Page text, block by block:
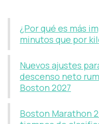
¿Por qué es más
minutos que por
Nuevos ajustes
descenso neto
Boston 2027
Boston Marathon